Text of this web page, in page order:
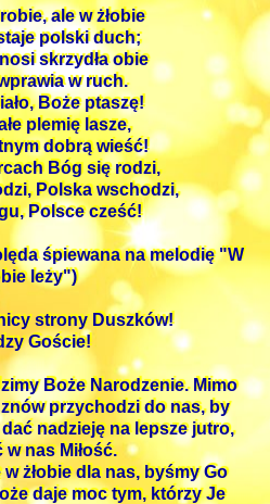
ale w żłobie
polski duch;
skrzydła obie
w ruch.
Boże ptaszę!
plemię lasze,
dobrą wieść!
Bóg się rodzi,
Polska wschodzi,
Polsce cześć!
śpiewana na melodię "W
leży")
strony Duszków!
Goście!
Boże Narodzenie. Mimo
przychodzi do nas, by
nadzieję na lepsze jutro,
w nas Miłość.
żłobie dla nas, byśmy Go
daje moc tym, którzy Je